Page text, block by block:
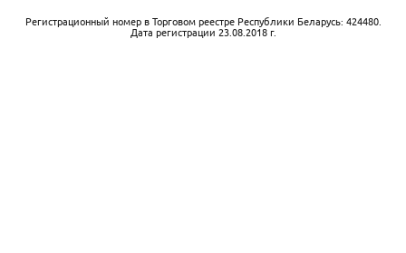
Регистрационный номер в Торговом реестре Республики Беларусь: 424480.
Дата регистрации 23.08.2018 г.